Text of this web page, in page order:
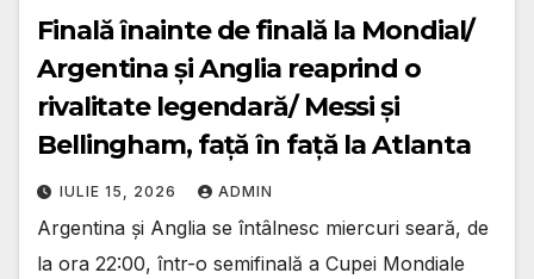
Finală înainte de finală la Mondial/
Argentina și Anglia reaprind o
rivalitate legendară/ Messi și
Bellingham, față în față la Atlanta
IULIE 15, 2026 ADMIN
Argentina și Anglia se întâlnesc miercuri seară, de
la ora 22:00, într-o semifinală a Cupei Mondiale